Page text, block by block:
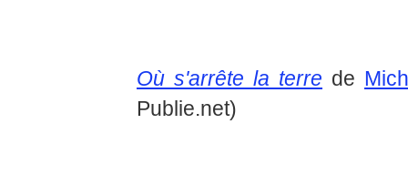
Où s'arrête la terre de
Publie.net)